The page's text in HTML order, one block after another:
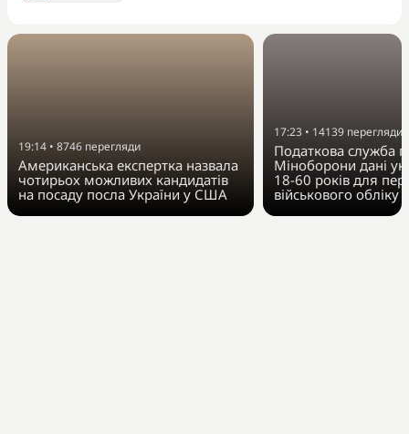
19:14 • 8746 перегляди
Американська експертка назвала
чотирьох можливих кандидатів
на посаду посла України у США
17:23 • 14139 перегляди
Податкова служба
Міноборони дані
18-60 років для
військового обліку